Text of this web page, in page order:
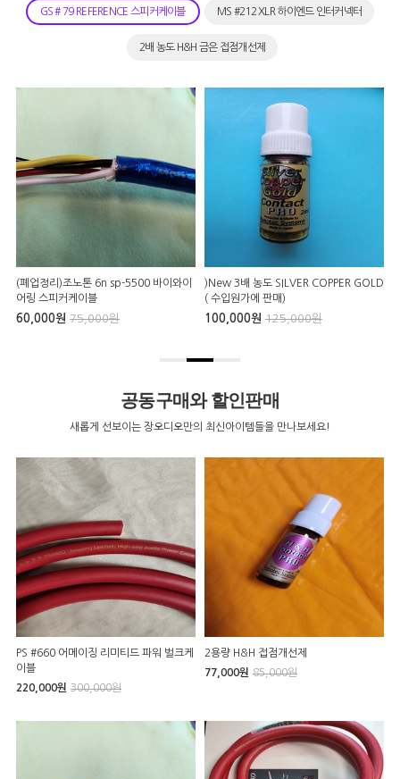
GS # 79 REFERENCE 스피커케이블 MS #212 XLR 하이엔드 인터커넥터
2배 농도 H&H 금은 접점개선제
(폐업정리)조노톤 6n sp-5500 바이와이
어링 스피커케이블
60,000원 75,000원
)New 3배 농도 SILVER COPPER GOLD
( 수입원가에 판매)
100,000원 125,000원
공동구매와 할인판매
새롭게 선보이는 장오디오만의 최신아이템들을 만나보세요!
PS #660 어메이징 리미티드 파워 벌크케
이블
220,000원 300,000원
2용량 H&H 접점개선제
77,000원 85,000원